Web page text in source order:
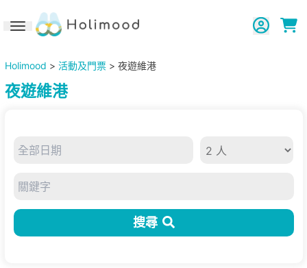
Toggle navigation
Holimood > 活動及門票> 夜遊維港
夜遊維港
搜尋